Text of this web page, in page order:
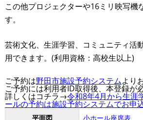
この他プロジェクターや16ミリ映写機
す。
芸術文化、生涯学習、コミュニティ活
用できます。(利用資格：高校生以上)
ご予約は野田市施設予約システムより
ご予約には利用者ID取得後、本登録が
詳しくはコチラ→令和8年4月から生涯
ールの予約は施設予約システムでお申
平面図 小ホール座席表